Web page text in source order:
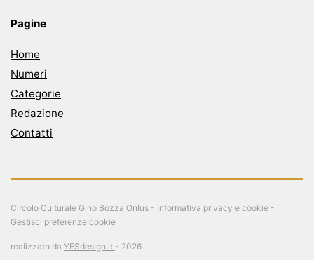
Pagine
Home
Numeri
Categorie
Redazione
Contatti
Circolo Culturale Gino Bozza Onlus - Informativa privacy e cookie -
Gestisci preferenze cookie
realizzato da YESdesign.it - 2026